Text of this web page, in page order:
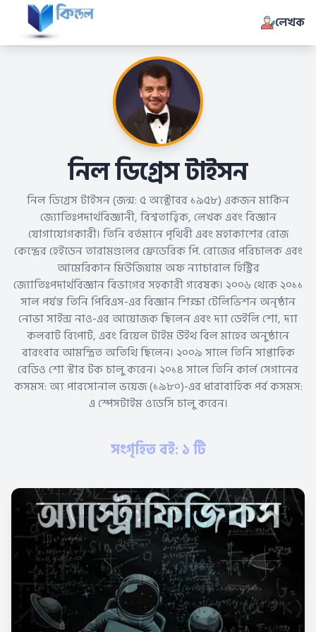
লেখক
নিল ডিগ্রেস টাইসন
নিল ডিগ্রেস টাইসন (জন্ম: ৫ অক্টোবর ১৯৫৮) একজন মার্কিন
জ্যোতিঃপদার্থবিজ্ঞানী, বিশ্বতাত্ত্বিক, লেখক এবং বিজ্ঞান
যোগাযোগকারী। তিনি বর্তমানে পৃথিবী এবং মহাকাশের রোজ
কেন্দ্রের হেইডেন তারামণ্ডলের ফ্রেডেরিক পি. রোজের পরিচালক এবং
আমেরিকান মিউজিয়াম অফ ন্যাচারাল হিস্ট্রির
জ্যোতিঃপদার্থবিজ্ঞান বিভাগের সহকারী গবেষক। ২০০৬ থেকে ২০১১
সাল পর্যন্ত তিনি পিবিএস-এর বিজ্ঞান শিক্ষা টেলিভিশন অনৃষ্ঠান
নোভা সাইন্স নাও-এর আয়োজক ছিলেন এবং দ্যা ডেইলি শো, দ্যা
কলবার্ট রিপোর্ট, এবং রিয়েল টাইম উইথ বিল মাহের অনুষ্ঠানে
বারংবার আমন্ত্রিত অতিথি ছিলেন। ২০০৯ সালে তিনি সাপ্তাহিক
রেডিও শো স্টার টক চালু করেন। ২০১৪ সালে তিনি কার্ল সেগানের
কসমস: অ্য পারসোনাল ভয়েজ (১৯৮০)-এর ধারাবাহিক পর্ব কসমস:
এ স্পেসটাইম ওডেসি চালু করেন।
সংগৃহিত বই: ১ টি